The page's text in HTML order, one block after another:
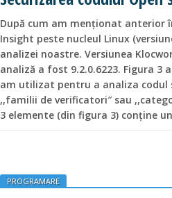
După cum am menționat anterior
Insight peste nucleul Linux
analizei noastre. Versiunea
analiză a fost 9.2.0.6223. Figura 3
am utilizat pentru a analiza codul
,,familii de verificatori″ sau
3 elemente (din figura 3) conține
PROGRAMARE